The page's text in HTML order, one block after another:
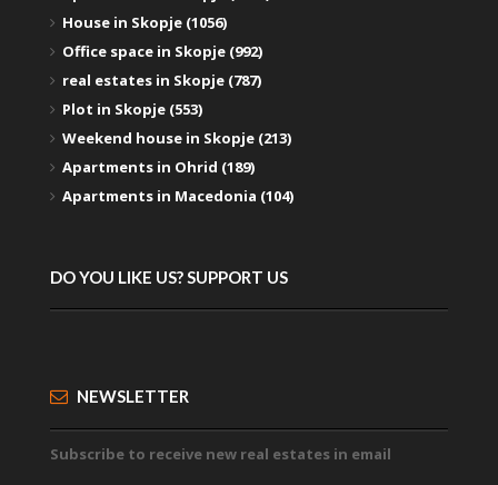
House in Skopje (1056)
Office space in Skopje (992)
real estates in Skopje (787)
Plot in Skopje (553)
Weekend house in Skopje (213)
Apartments in Ohrid (189)
Apartments in Macedonia (104)
DO YOU LIKE US? SUPPORT US
NEWSLETTER
Subscribe to receive new real estates in email